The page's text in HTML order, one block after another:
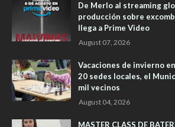
De Merlo al streaming
producción sobre
llega a Prime Video
August 07, 2026
Vacaciones de invierno
20 sedes locales, el
mil vecinos
August 04, 2026
MASTER CLASS DE